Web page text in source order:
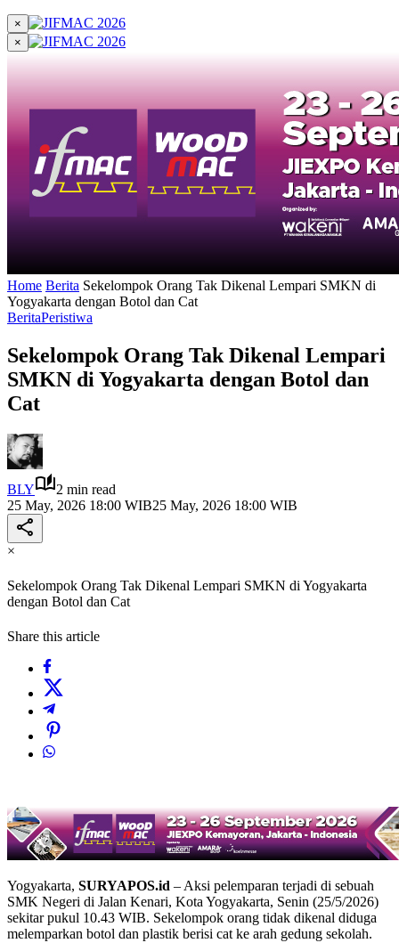
×
×
Home Berita Sekelompok Orang Tak Dikenal Lempari SMKN di
Yogyakarta dengan Botol dan Cat
BeritaPeristiwa
Sekelompok Orang Tak Dikenal Lempari
SMKN di Yogyakarta dengan Botol dan
Cat
BLY
2 min read
25 May, 2026 18:00 WIB25 May, 2026 18:00 WIB
×
Sekelompok Orang Tak Dikenal Lempari SMKN di Yogyakarta
dengan Botol dan Cat
Share this article
Yogyakarta, SURYAPOS.id – Aksi pelemparan terjadi di sebuah
SMK Negeri di Jalan Kenari, Kota Yogyakarta, Senin (25/5/2026)
sekitar pukul 10.43 WIB. Sekelompok orang tidak dikenal diduga
melemparkan botol dan plastik berisi cat ke arah gedung sekolah.